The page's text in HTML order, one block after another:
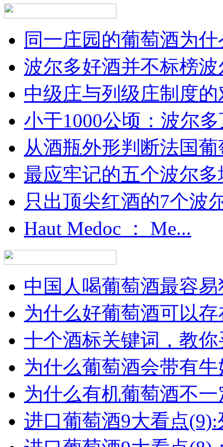
同一庄园的葡萄酒为
波尔多好酒并不标榜
中级庄与列级庄制度
小于1000公顷：波尔
从酒瓶外形判断法国
最应牢记的五个波尔多
只出顶尖红酒的7个波
Haut Medoc ： Me...
中国人喝葡萄酒最容
为什么好葡萄酒可以
十个酒标关键词，教
为什么葡萄酒会带有
为什么有机葡萄酒不
进口葡萄酒9大看点(9):